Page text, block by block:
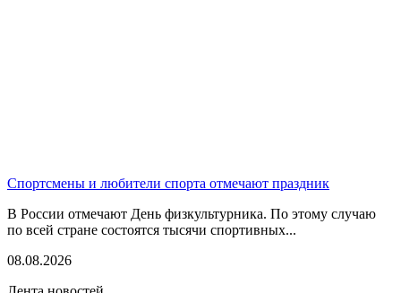
Спортсмены и любители спорта отмечают праздник
В России отмечают День физкультурника. По этому случаю
по всей стране состоятся тысячи спортивных...
08.08.2026